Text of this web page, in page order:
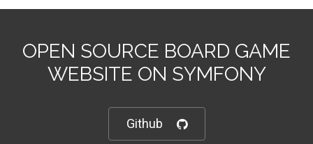
OPEN SOURCE BOARD GAME
WEBSITE ON SYMFONY
Github